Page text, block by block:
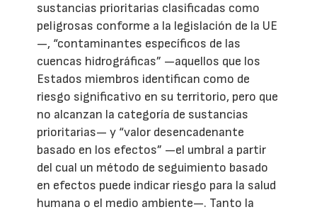
sustancias prioritarias clasificadas como
peligrosas conforme a la legislación de la UE
—, “contaminantes específicos de las
cuencas hidrográficas” —aquellos que los
Estados miembros identifican como de
riesgo significativo en su territorio, pero que
no alcanzan la categoría de sustancias
prioritarias— y “valor desencadenante
basado en los efectos” —el umbral a partir
del cual un método de seguimiento basado
en efectos puede indicar riesgo para la salud
humana o el medio ambiente—. Tanto la